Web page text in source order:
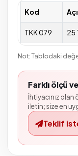
Kod
TKK 079 25
Not: Tablodaki
Farklı ölçü
İhtiyacınız
iletin; size en
Teklif